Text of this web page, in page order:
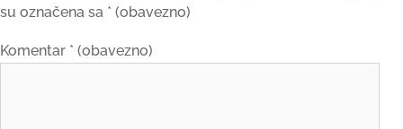
su označena sa * (obavezno)
Komentar * (obavezno)